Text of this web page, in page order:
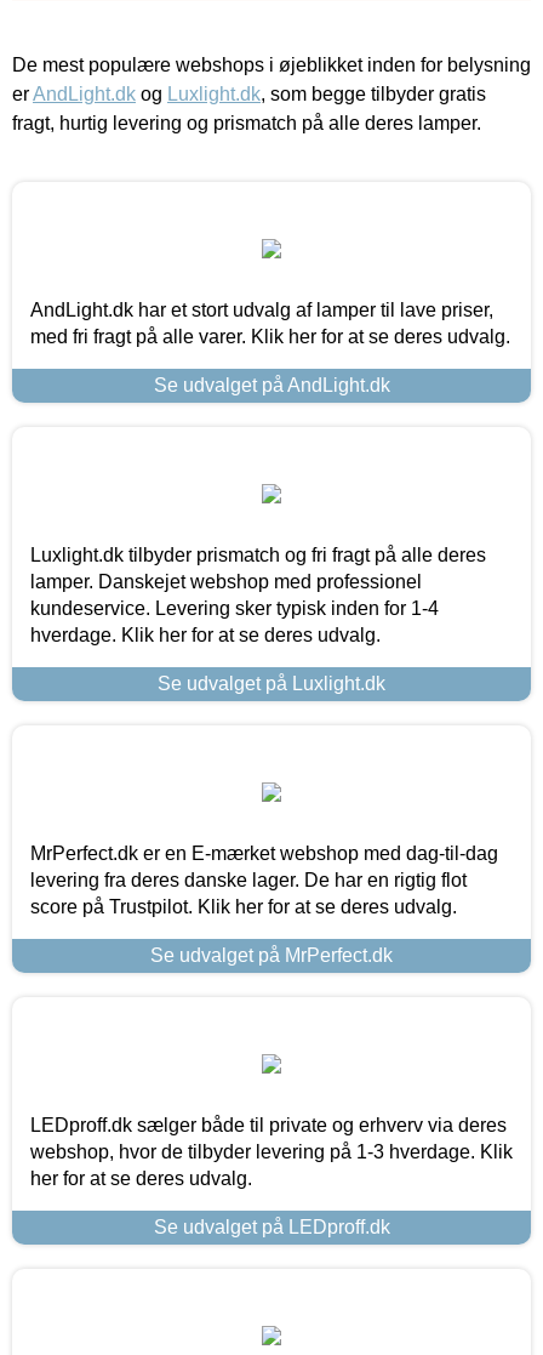
De mest populære webshops i øjeblikket inden for belysning
erAndLight.dk og Luxlight.dk, som begge tilbyder gratis
fragt, hurtig levering og prismatch på alle deres lamper.
AndLight.dk har et stort udvalg af lamper til lave priser,
med fri fragt på alle varer. Klik her for at se deres udvalg.
Se udvalget på AndLight.dk
Luxlight.dk tilbyder prismatch og fri fragt på alle deres
lamper. Danskejet webshop med professionel
kundeservice. Levering sker typisk inden for 1-4
hverdage. Klik her for at se deres udvalg.
Se udvalget på Luxlight.dk
MrPerfect.dk er en E-mærket webshop med dag-til-dag
levering fra deres danske lager. De har en rigtig flot
score på Trustpilot. Klik her for at se deres udvalg.
Se udvalget på MrPerfect.dk
LEDproff.dk sælger både til private og erhverv via deres
webshop, hvor de tilbyder levering på 1-3 hverdage. Klik
her for at se deres udvalg.
Se udvalget på LEDproff.dk